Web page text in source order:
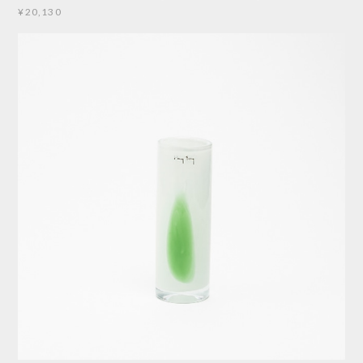
¥20,130